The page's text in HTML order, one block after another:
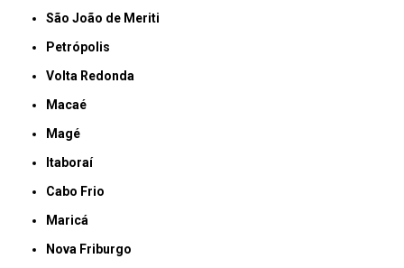
São João de Meriti
Petrópolis
Volta Redonda
Macaé
Magé
Itaboraí
Cabo Frio
Maricá
Nova Friburgo